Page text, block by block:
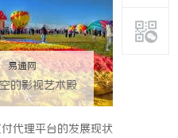
易通网
的影视艺术殿
代理平台的发展现状